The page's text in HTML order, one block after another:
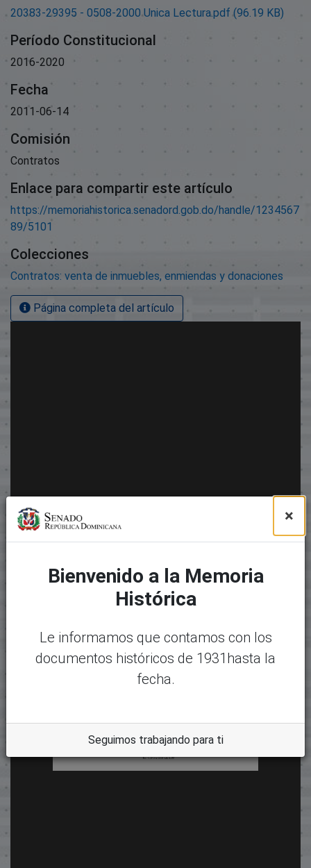
20383-29395 - 0508-2000 Unica Lectura.pdf (96.19 KB)
Período Constitucional
2016-2020
Fecha
2011-06-14
Comisión
Contratos
Enlace para compartir este artículo
https://memoriahistorica.senadord.gob.do/handle/1234567
89/5101
Colecciones
Contratos: venta de inmuebles, enmiendas y donaciones
Página completa del artículo
×
Bienvenido a la Memoria
Histórica
Le informamos que contamos con los
documentos históricos de 1931hasta la
fecha.
Seguimos trabajando para ti